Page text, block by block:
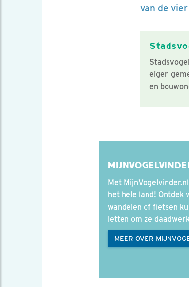
van de
eigen
en
Met
het hele land! Ontdek
wandelen of fietsen
letten om ze
MEER OVER